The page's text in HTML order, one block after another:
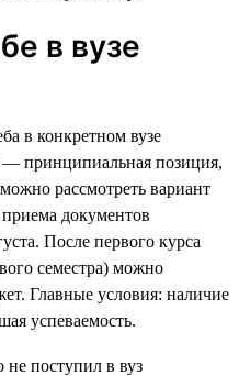
в вузе
в конкретном вузе
— принципиальная позиция,
рассмотреть вариант
документов
После первого курса
семестра) можно
Главные условия: наличие
успеваемость.